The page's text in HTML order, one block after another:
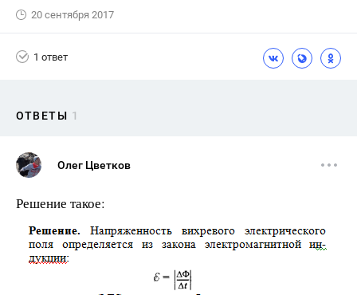
20 сентября 2017
1 ответ
ОТВЕТЫ 1
Олег Цветков
Решение такое: